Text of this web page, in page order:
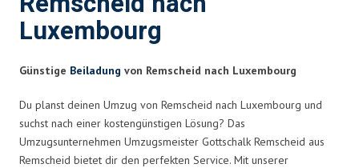
Luxembourg
Günstige Beiladung von Remscheid nach Luxembourg
Du planst deinen Umzug von Remscheid nach Luxembourg und
suchst nach einer kostengünstigen Lösung? Das
Umzugsunternehmen Umzugsmeister Gottschalk Remscheid aus
Remscheid bietet dir den perfekten Service. Mit unserer